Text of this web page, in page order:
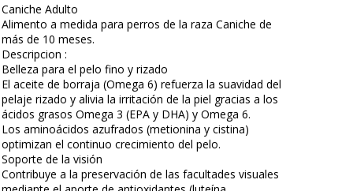
Caniche Adulto
Alimento a medida para perros de la raza Caniche de
más de 10 meses.
Descripcion :
Belleza para el pelo fino y rizado
El aceite de borraja (Omega 6) refuerza la suavidad del
pelaje rizado y alivia la irritación de la piel gracias a los
ácidos grasos Omega 3 (EPA y DHA) y Omega 6.
Los aminoácidos azufrados (metionina y cistina)
optimizan el continuo crecimiento del pelo.
Soporte de la visión
Contribuye a la preservación de las facultades visuales